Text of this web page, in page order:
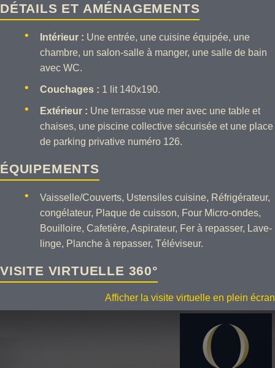
DÉTAILS ET AMÉNAGEMENTS
Intérieur : Une entrée, une cuisine équipée, une
chambre, un salon-salle à manger, une salle de bain
avec WC.
Couchages : 1 lit 140x190.
Extérieur : Une terrasse vue mer avec une table et
chaises, une piscine collective sécurisée et une place
de parking privative numéro 126.
ÉQUIPEMENTS
Vaisselle/Couverts, Ustensiles cuisine, Réfrigérateur,
congélateur, Plaque de cuisson, Four Micro-ondes,
Bouilloire, Cafetière, Aspirateur, Fer à repasser, Lave-
linge, Planche à repasser, Téléviseur.
VISITE VIRTUELLE 360°
Afficher la visite virtuelle en plein écran